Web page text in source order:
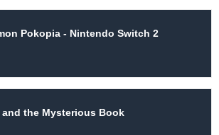
Pokopia - Nintendo Switch 2
and the Mysterious Book